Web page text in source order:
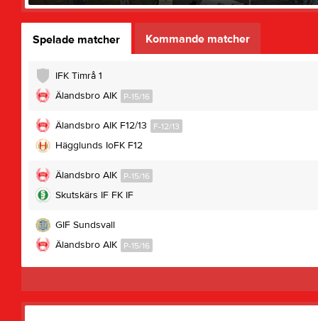
Spelade matcher Kommande matcher
IFK Timrå 1
P-15/16
Älandsbro AIK
F-12/13
Älandsbro AIK F12/13
Hägglunds IoFK F12
P-15/16
Älandsbro AIK
Skutskärs IF FK IF
GIF Sundsvall
P-15/16
Älandsbro AIK